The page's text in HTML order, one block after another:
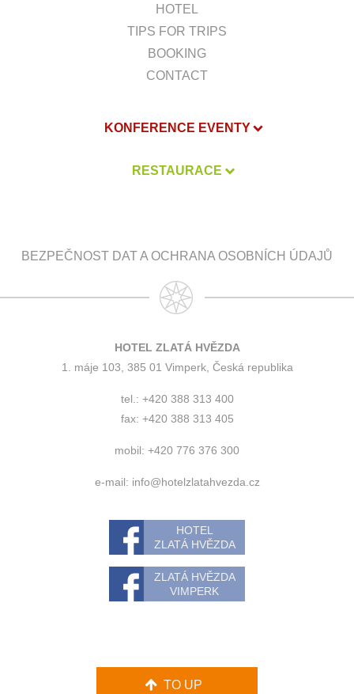
HOTEL
TIPS FOR TRIPS
BOOKING
CONTACT
KONFERENCE EVENTY
RESTAURACE
BEZPEČNOST DAT A OCHRANA OSOBNÍCH ÚDAJŮ
HOTEL ZLATÁ HVĚZDA
1. máje 103, 385 01 Vimperk, Česká republika
tel.: +420 388 313 400
fax: +420 388 313 405
mobil: +420 776 376 300
e-mail: info@hotelzlatahvezda.cz
HOTEL
ZLATÁ HVĚZDA
ZLATÁ HVĚZDA
VIMPERK
TO UP